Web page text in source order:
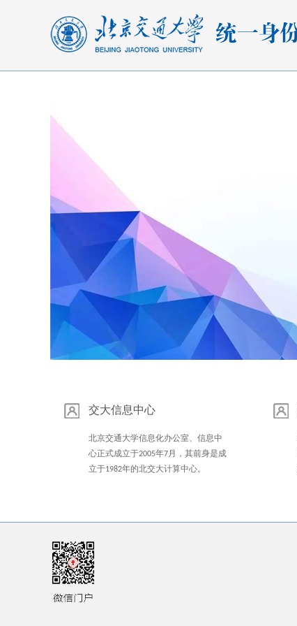
Previous 交大信息中心
北京交通大学信息化办公室、信息中
心正式成立于2005年7月，其前身是成
立于1982年的北交大计算中心。